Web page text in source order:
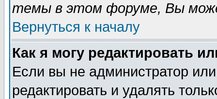
темы в этом форуме, Вы
Вернуться к началу
Как я могу редактировать
Если вы не администратор
редактировать и удалять